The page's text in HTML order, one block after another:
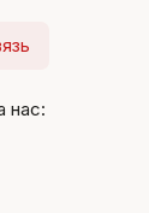
нас: